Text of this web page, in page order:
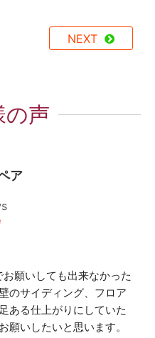
NEXT
の声
ア
お願いしても出来なかった
のサイディング、フロア
ある仕上がりにしていた
願いしたいと思います。